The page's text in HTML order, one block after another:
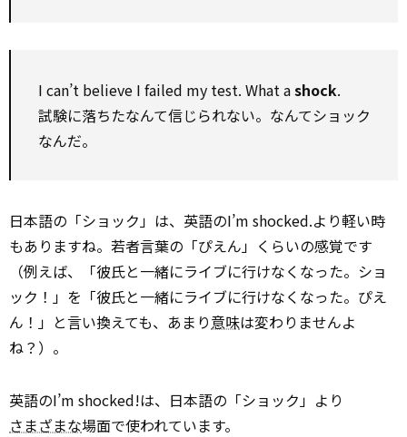
I can’t believe I failed my test. What ashock.
試験に落ちたなんて信じられない。なんてショック
なんだ。
日本語の「ショック」は、英語のI’m shocked.より軽い時
もありますね。若者言葉の「ぴえん」くらいの感覚です
（例えば、「彼氏と一緒にライブに行けなくなった。ショ
ック！」を「彼氏と一緒にライブに行けなくなった。ぴえ
ん！」と言い換えても、あまり意味は変わりませんよ
ね？）。
英語のI’m shocked!は、日本語の「ショック」より
さまざまな場面で使われています。